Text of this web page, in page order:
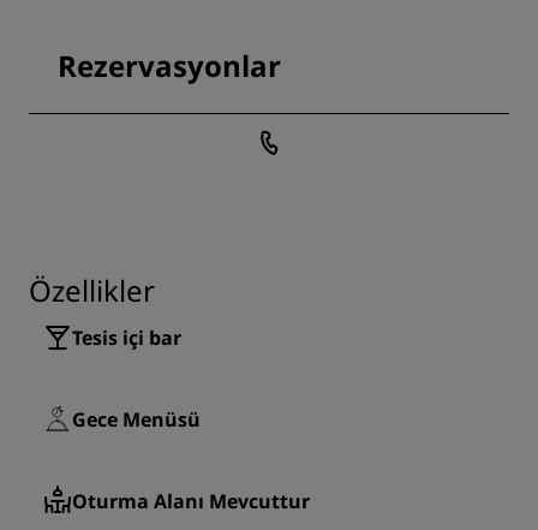
Rezervasyonlar
Özellikler
Tesis içi bar
Gece Menüsü
Oturma Alanı Mevcuttur